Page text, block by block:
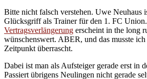
Bitte nicht falsch verstehen. Uwe Neuhaus
Glücksgriff als Trainer für den 1. FC
Vertragsverlängerung erscheint in the long
wünschenswert. ABER, und das musste
Zeitpunkt überrascht.
Dabei ist man als Aufsteiger gerade erst in
Passiert übrigens Neulingen nicht gerade